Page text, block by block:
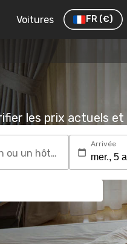
Voitures FR (€)
les prix actuels
Recherchez une destination ou un hôtel
Arrivée